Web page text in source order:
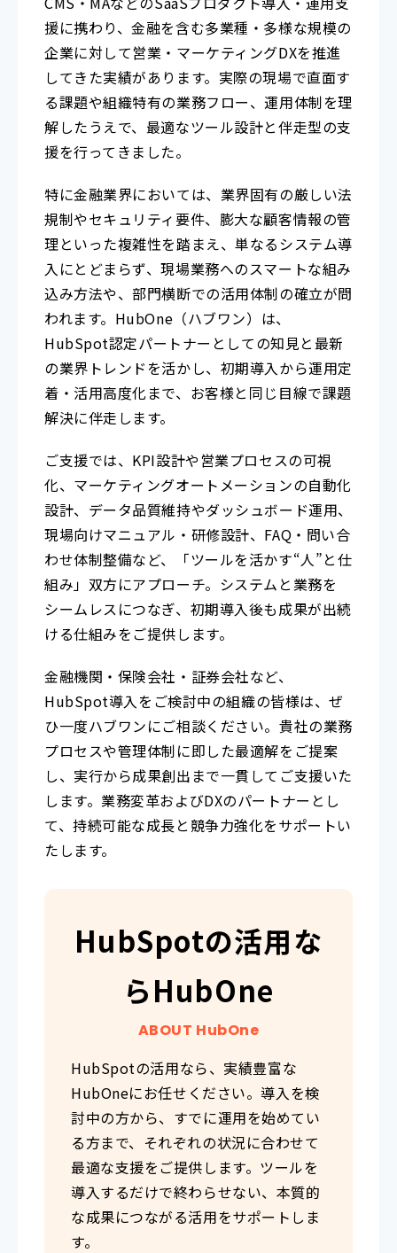
援に携わり、金融を含む多業種・多様な規模の
企業に対して営業・マーケティングDXを推進
してきた実績があります。実際の現場で直面す
る課題や組織特有の業務フロー、運用体制を理
解したうえで、最適なツール設計と伴走型の支
援を行ってきました。
特に金融業界においては、業界固有の厳しい法
規制やセキュリティ要件、膨大な顧客情報の管
理といった複雑性を踏まえ、単なるシステム導
入にとどまらず、現場業務へのスマートな組み
込み方法や、部門横断での活用体制の確立が問
われます。HubOne（ハブワン）は、
HubSpot認定パートナーとしての知見と最新
の業界トレンドを活かし、初期導入から運用定
着・活用高度化まで、お客様と同じ目線で課題
解決に伴走します。
ご支援では、KPI設計や営業プロセスの可視
化、マーケティングオートメーションの自動化
設計、データ品質維持やダッシュボード運用、
現場向けマニュアル・研修設計、FAQ・問い合
わせ体制整備など、「ツールを活かす“人”と仕
組み」双方にアプローチ。システムと業務を
シームレスにつなぎ、初期導入後も成果が出続
ける仕組みをご提供します。
金融機関・保険会社・証券会社など、
HubSpot導入をご検討中の組織の皆様は、ぜ
ひ一度ハブワンにご相談ください。貴社の業務
プロセスや管理体制に即した最適解をご提案
し、実行から成果創出まで一貫してご支援いた
します。業務変革およびDXのパートナーとし
て、持続可能な成長と競争力強化をサポートい
たします。
HubSpotの活用な
らHubOne
ABOUT HubOne
HubSpotの活用なら、実績豊富な
HubOneにお任せください。導入を検
討中の方から、すでに運用を始めてい
る方まで、それぞれの状況に合わせて
最適な支援をご提供します。ツールを
導入するだけで終わらせない、本質的
な成果につながる活用をサポートしま
す。